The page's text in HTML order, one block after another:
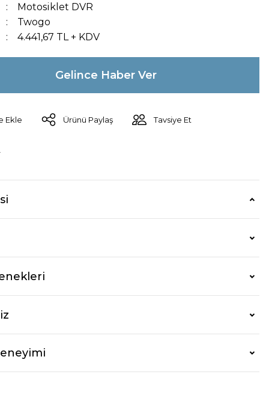
Motosiklet DVR
Twogo
4.441,67 TL + KDV
Gelince Haber Ver
Ürünü Paylaş Tavsiye Et